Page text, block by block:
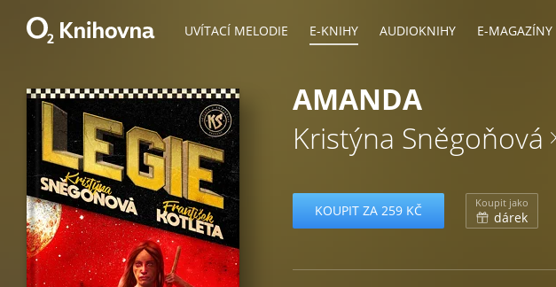
UVÍTACÍ MELODIE E-KNIHY AUDIOKNIHY E-MAGAZÍNY
AMANDA
Kristýna Sněgoňová
KOUPIT ZA 259 KČ Koupit jako
dárek